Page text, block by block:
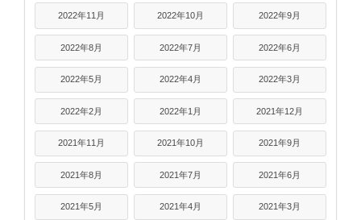
2022年11月 2022年10月 2022年9月
2022年8月 2022年7月 2022年6月
2022年5月 2022年4月 2022年3月
2022年2月 2022年1月 2021年12月
2021年11月 2021年10月 2021年9月
2021年8月 2021年7月 2021年6月
2021年5月 2021年4月 2021年3月